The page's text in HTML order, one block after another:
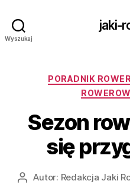
Wyszukaj
jaki-
PORADNIK
Sezon
się
AutorAutor: Redakcja Jaki